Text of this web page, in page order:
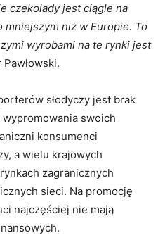
czekolady jest ciągle na
niż w Europie. To
wyrobami na te rynki jest
słodyczy jest brak
swoich
konsumenci
a wielu krajowych
zagranicznych
sieci. Na promocję
najczęściej nie mają